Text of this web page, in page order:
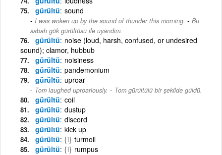
gürültü sound
I was woken up by the sound of thunder this morning. - Bu
sabah gök gürültüsü ile uyandım.
gürültü noise (loud, harsh, confused, or undesired
sound); clamor, hubbub
gürültü noisiness
gürültü pandemonium
gürültü uproar
Tom laughed uproariously. - Tom gürültülü bir şekilde güldü.
gürültü coil
gürültü dustup
gürültü discord
gürültü kick up
gürültü {i} turmoil
gürültü {i} rumpus